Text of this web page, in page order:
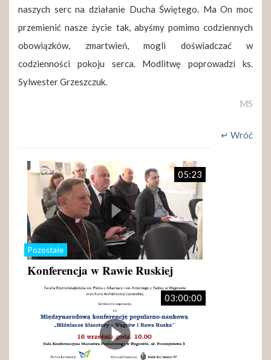
naszych serc na działanie Ducha Świętego. Ma On moc
przemienić nasze życie tak, abyśmy pomimo codziennych
obowiązków, zmartwień, mogli doświadczać w
codzienności pokoju serca. Modlitwę poprowadzi ks.
Sylwester Grzeszczuk.
MS
↵ Wróć
Pozostałe
05:23
Konferencja w Rawie Ruskiej
03:00:00